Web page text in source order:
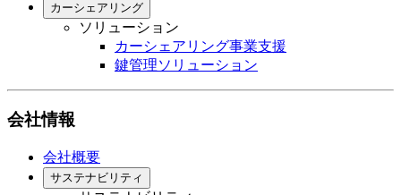
カーシェアリング
ソリューション
カーシェアリング事業支援
鍵管理ソリューション
会社情報
会社概要
サステナビリティ